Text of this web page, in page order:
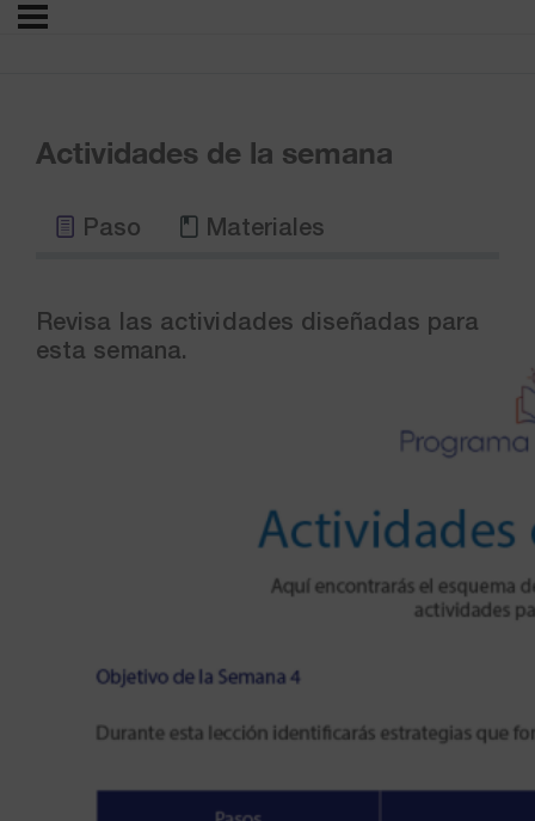
Actividades de la semana
Paso Materiales
Revisa las actividades diseñadas para
esta semana.